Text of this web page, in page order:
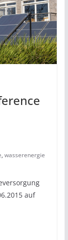
, wasserenergie
auf